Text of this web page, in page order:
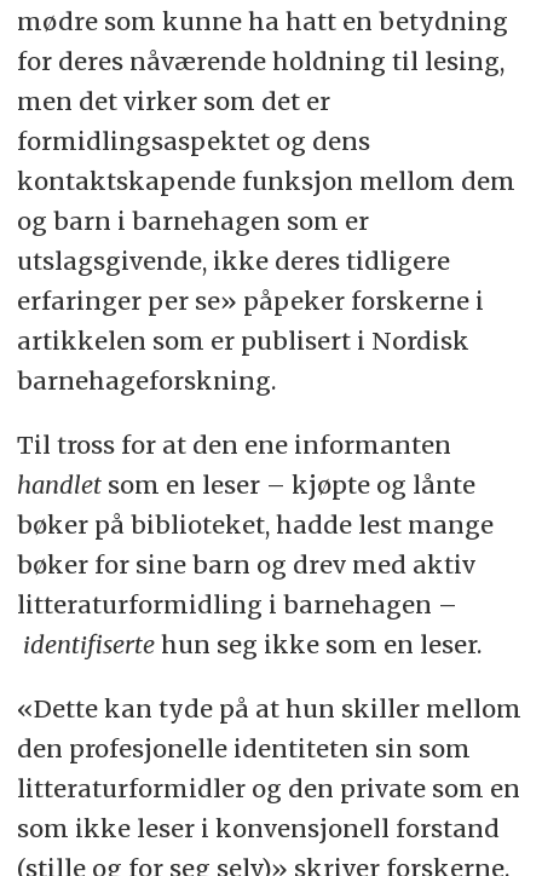
mødre som kunne ha hatt en betydning
for deres nåværende holdning til lesing,
men det virker som det er
formidlingsaspektet og dens
kontaktskapende funksjon mellom dem
og barn i barnehagen som er
utslagsgivende, ikke deres tidligere
erfaringer per se» påpeker forskerne i
artikkelen som er publisert i Nordisk
barnehageforskning.
Til tross for at den ene informanten
handletsom en leser – kjøpte og lånte
bøker på biblioteket, hadde lest mange
bøker for sine barn og drev med aktiv
litteraturformidling i barnehagen –
identifisertehun seg ikke som en leser.
«Dette kan tyde på at hun skiller mellom
den profesjonelle identiteten sin som
litteraturformidler og den private som en
som ikke leser i konvensjonell forstand
(stille og for seg selv)» skriver forskerne.